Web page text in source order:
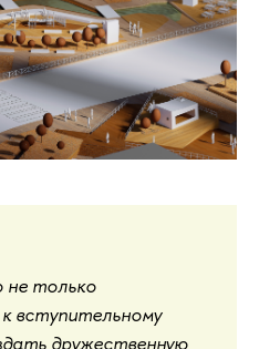
не только
вступительному
дружественную